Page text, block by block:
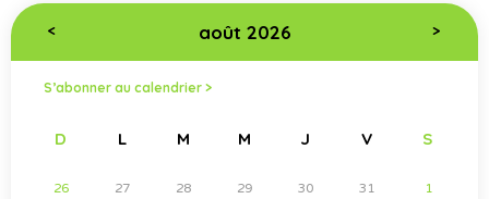
< août 2026 >
S’abonner au calendrier >
D L M M J V S
26 27 28 29 30 31 1